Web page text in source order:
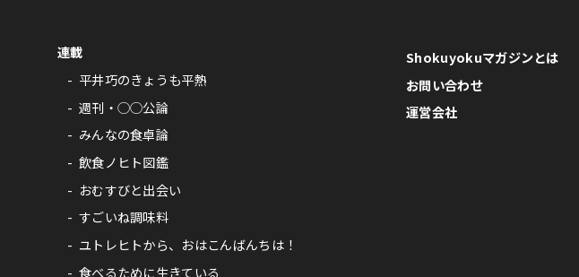
連載
平井巧のきょうも平熱
週刊・◯◯公論
みんなの食卓論
飲食ノヒト図鑑
おむすびと出会い
すごいね調味料
ユトレヒトから、おはこんばんちは！
食べるために生きている
Shokuyokuマガジンとは
お問い合わせ
運営会社